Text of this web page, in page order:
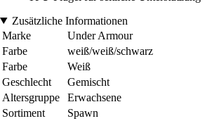
Zusätzliche Informationen
Marke
Under Armour
Farbe
weiß/weiß/schwarz
Farbe
Weiß
Geschlecht
Gemischt
Altersgruppe
Erwachsene
Sortiment
Spawn